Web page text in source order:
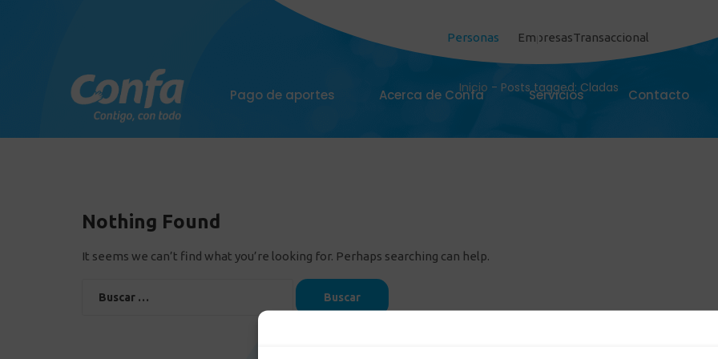
Personas EmpresasTransaccional
Pago de aportes Acerca de Confa Servicios Contacto
Cladas
Inicio - Posts tagged: Cladas
Nothing Found
It seems we can’t find what you’re looking for. Perhaps searching can help.